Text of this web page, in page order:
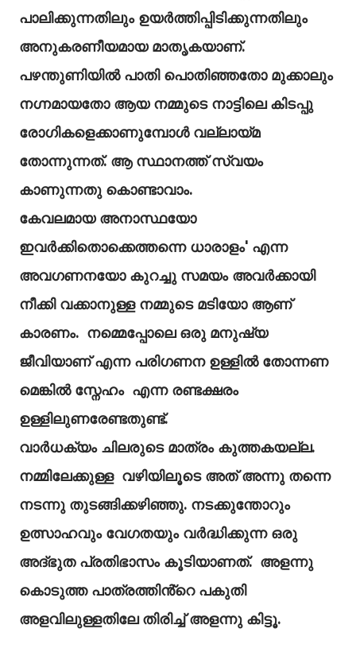
പാലിക്കുന്നതിലും ഉയർത്തിപ്പിടിക്കുന്നതിലും
അനുകരണീയമായ മാതൃകയാണ്.
പഴന്തുണിയിൽ പാതി പൊതിഞ്ഞതോ മുക്കാലും
നഗ്നമായതോ ആയ നമ്മുടെ നാട്ടിലെ കിടപ്പു
രോഗികളെക്കാണുമ്പോൾ വല്ലായ്മ
തോന്നുന്നത്. ആ സ്ഥാനത്ത് സ്വയം
കാണുന്നതു കൊണ്ടാവാം.
കേവലമായ അനാസ്ഥയോ
ഇവർക്കിതൊക്കെത്തന്നെ ധാരാളം' എന്ന
അവഗണനയോ കുറച്ചു സമയം അവർക്കായി
നീക്കി വക്കാനുള്ള നമ്മുടെ മടിയോ ആണ്
കാരണം. നമ്മെപ്പോലെ ഒരു മനുഷ്യ
ജീവിയാണ് എന്ന പരിഗണന ഉള്ളിൽ തോന്നണ
മെങ്കിൽ സ്നേഹം എന്ന രണ്ടക്ഷരം
ഉള്ളിലുണരേണ്ടതുണ്ട്.
വാർധക്യം ചിലരുടെ മാത്രം കുത്തകയല്ല.
നമ്മിലേക്കുള്ള വഴിയിലൂടെ അത് അന്നു തന്നെ
നടന്നു തുടങ്ങിക്കഴിഞ്ഞു. നടക്കുന്തോറും
ഉത്സാഹവും വേഗതയും വർദ്ധിക്കുന്ന ഒരു
അദ്ഭുത പ്രതിഭാസം കൂടിയാണത്. അളന്നു
കൊടുത്ത പാത്രത്തിൻ്റെ പകുതി
അളവിലുള്ളതിലേ തിരിച്ച് അളന്നു കിട്ടൂ.